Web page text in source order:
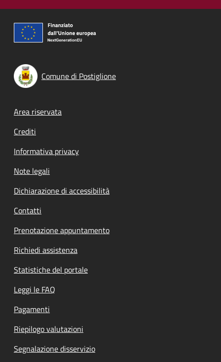
Comune di Postiglione
Footer menu
Area riservata
Crediti
Informativa privacy
Note legali
Dichiarazione di accessibilità
Contatti
Prenotazione appuntamento
Richiedi assistenza
Statistiche del portale
Leggi le FAQ
Pagamenti
Riepilogo valutazioni
Segnalazione disservizio